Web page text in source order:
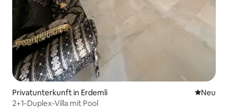
Privatunterkunft in Erdemli Neue
Neu
2+1-Duplex-Villa mit Pool